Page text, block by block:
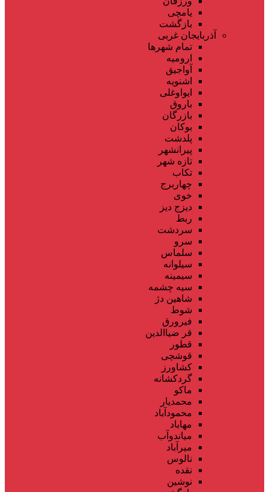
یامچی
بازگشت
آذربایجان غربی
تمام شهر‌ها
ارومیه
آواجیق
اشنویه
ایواوغلی
باروق
بازرگان
بوکان
پلدشت
پیرانشهر
تازه شهر
تکاب
چهاربرج
خوی
دیزج دیز
ربط
سردشت
سرو
سلماس
سیلوانه
سیمینه
سیه چشمه
شاهین دژ
شوط
فیرورق
قر ضیاالدین
قطور
قوشچی
کشاورز
گردکشانه
ماکو
محمدیار
محمودآباد
مهاباد
میاندوآب
میرآباد
نالوس
نقده
نوشین